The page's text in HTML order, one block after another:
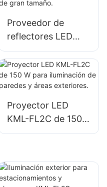
Proveedor de
reflectores LED
KML-FL2C de 50 W
para vallas
publicitarias
exteriores e
iluminación de
señalización de
gran tamaño.
Proyector LED
KML-FL2C de 150
W para iluminación
exteriores.